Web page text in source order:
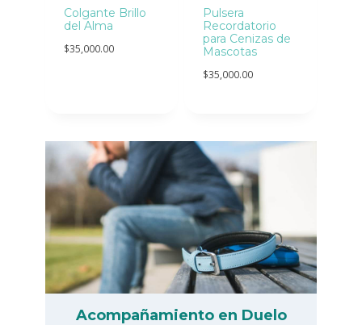
Colgante Brillo
del Alma
$35,000.00
Pulsera
Recordatorio
para Cenizas de
Mascotas
$35,000.00
Acompañamiento en Duelo